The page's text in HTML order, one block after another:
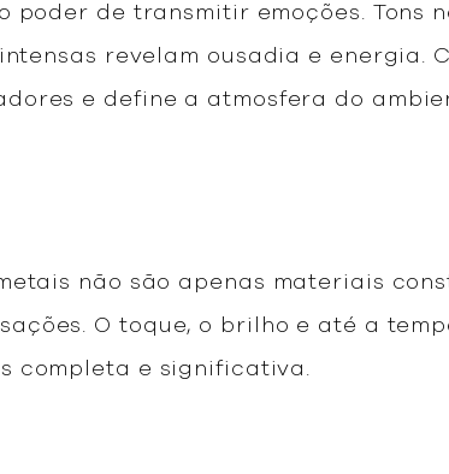
poder de transmitir emoções. Tons
revelam ousadia e energia.
e define a atmosfera do
não são apenas materiais
O toque, o brilho e até a
completa e significativa.